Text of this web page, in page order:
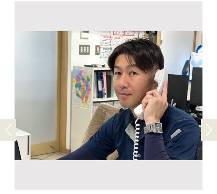
Previous Next